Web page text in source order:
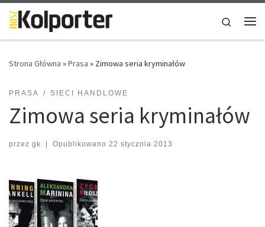
Skip to content
Search
Strona Główna »Prasa » Zimowa seria kryminałów
PRASA SIECI HANDLOWE
Zimowa seria kryminałów
przez gk | Opublikowano 22 stycznia 2013